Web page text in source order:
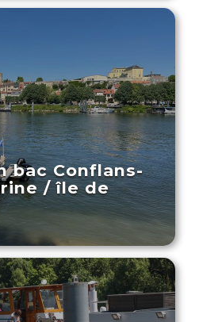
bac Conflans-
/ île de